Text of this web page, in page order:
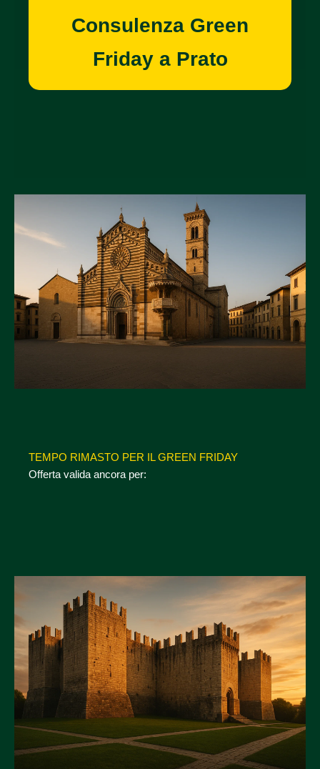
Consulenza Green
Friday a Prato
TEMPO RIMASTO PER IL GREEN FRIDAY
Offerta valida ancora per: